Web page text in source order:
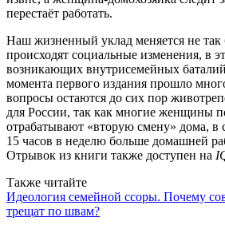
перестаёт работать.
Наш жизненный уклад меняется не так
происходят социальные изменения, в
возникающих внутрисемейных
момента первого издания прошло
вопросы остаются до сих пор
для России, так как многие женщины
отрабатывают «вторую смену» дома, в
15 часов в неделю больше домашней
Отрывок из книги также доступен на
Также читайте
Идеология семейной ссоры. Почему
трещат по швам?